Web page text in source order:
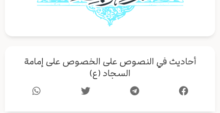
أحاديث في النصوص على الخصوص على إمامة
السجاد (ع)